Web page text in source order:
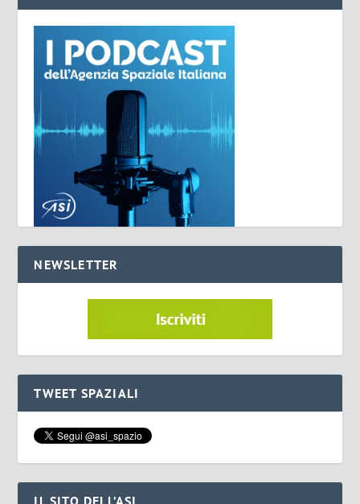
NEWSLETTER
TWEET SPAZIALI
IL SITO DELL’ASI